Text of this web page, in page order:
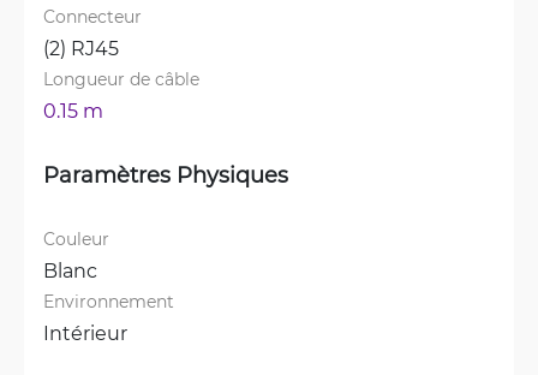
Connecteur
(2) RJ45
Longueur de câble
0.15 m
Paramètres Physiques
Couleur
Blanc
Environnement
Intérieur